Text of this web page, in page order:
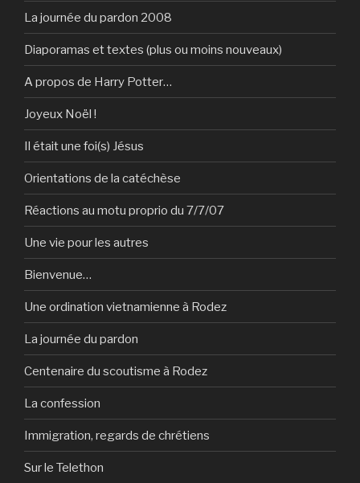
La journée du pardon 2008
Diaporamas et textes (plus ou moins nouveaux)
A propos de Harry Potter…
Joyeux Noël !
Il était une foi(s) Jésus
Orientations de la catéchèse
Réactions au motu proprio du 7/7/07
Une vie pour les autres
Bienvenue…
Une ordination vietnamienne à Rodez
La journée du pardon
Centenaire du scoutisme à Rodez
La confession
Immigration, regards de chrétiens
Sur le Telethon